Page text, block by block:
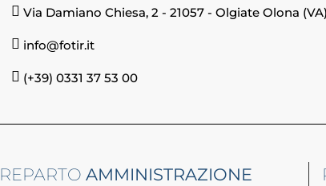
Via Damiano Chiesa, 2 - 21057 - Olgiate Olona
info@fotir.it
(+39) 0331 37 53 00
REPARTO AMMINISTRAZIONE